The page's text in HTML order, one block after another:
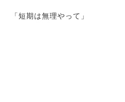
「短期は無理やって」